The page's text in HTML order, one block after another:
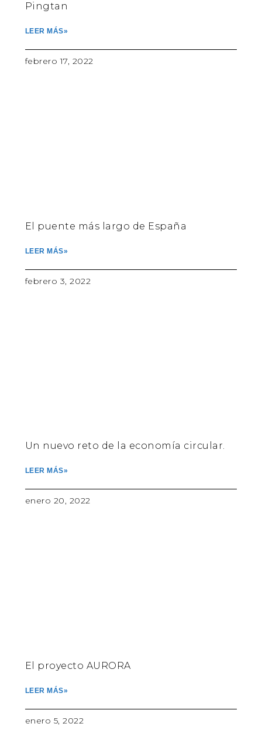
Pingtan
LEER MÁS»
febrero 17, 2022
El puente más largo de España
LEER MÁS»
febrero 3, 2022
Un nuevo reto de la economía circular.
LEER MÁS»
enero 20, 2022
El proyecto AURORA
LEER MÁS»
enero 5, 2022